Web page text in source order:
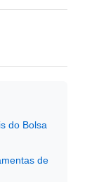
do Bolsa
de